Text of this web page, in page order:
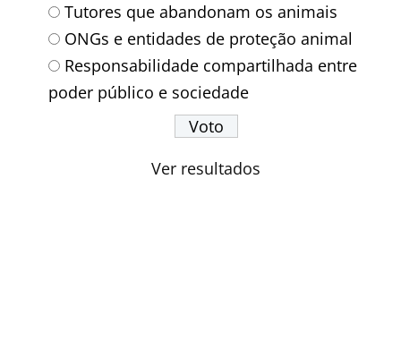
Tutores que abandonam os animais
ONGs e entidades de proteção animal
Responsabilidade compartilhada entre
poder público e sociedade
Ver resultados